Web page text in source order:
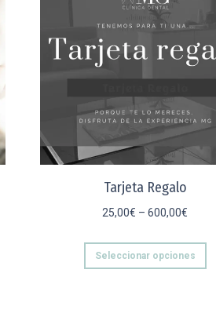
Tarjeta Regalo
25,00€ – 600,00€
Seleccionar opciones